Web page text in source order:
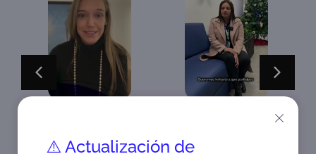
INTRO 5 tips
video tutoriales)
Section 1:
Information
applying
⚠️ Actualización de